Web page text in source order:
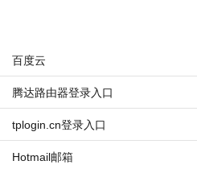
百度云
腾达路由器登录入口
tplogin.cn登录入口
Hotmail邮箱